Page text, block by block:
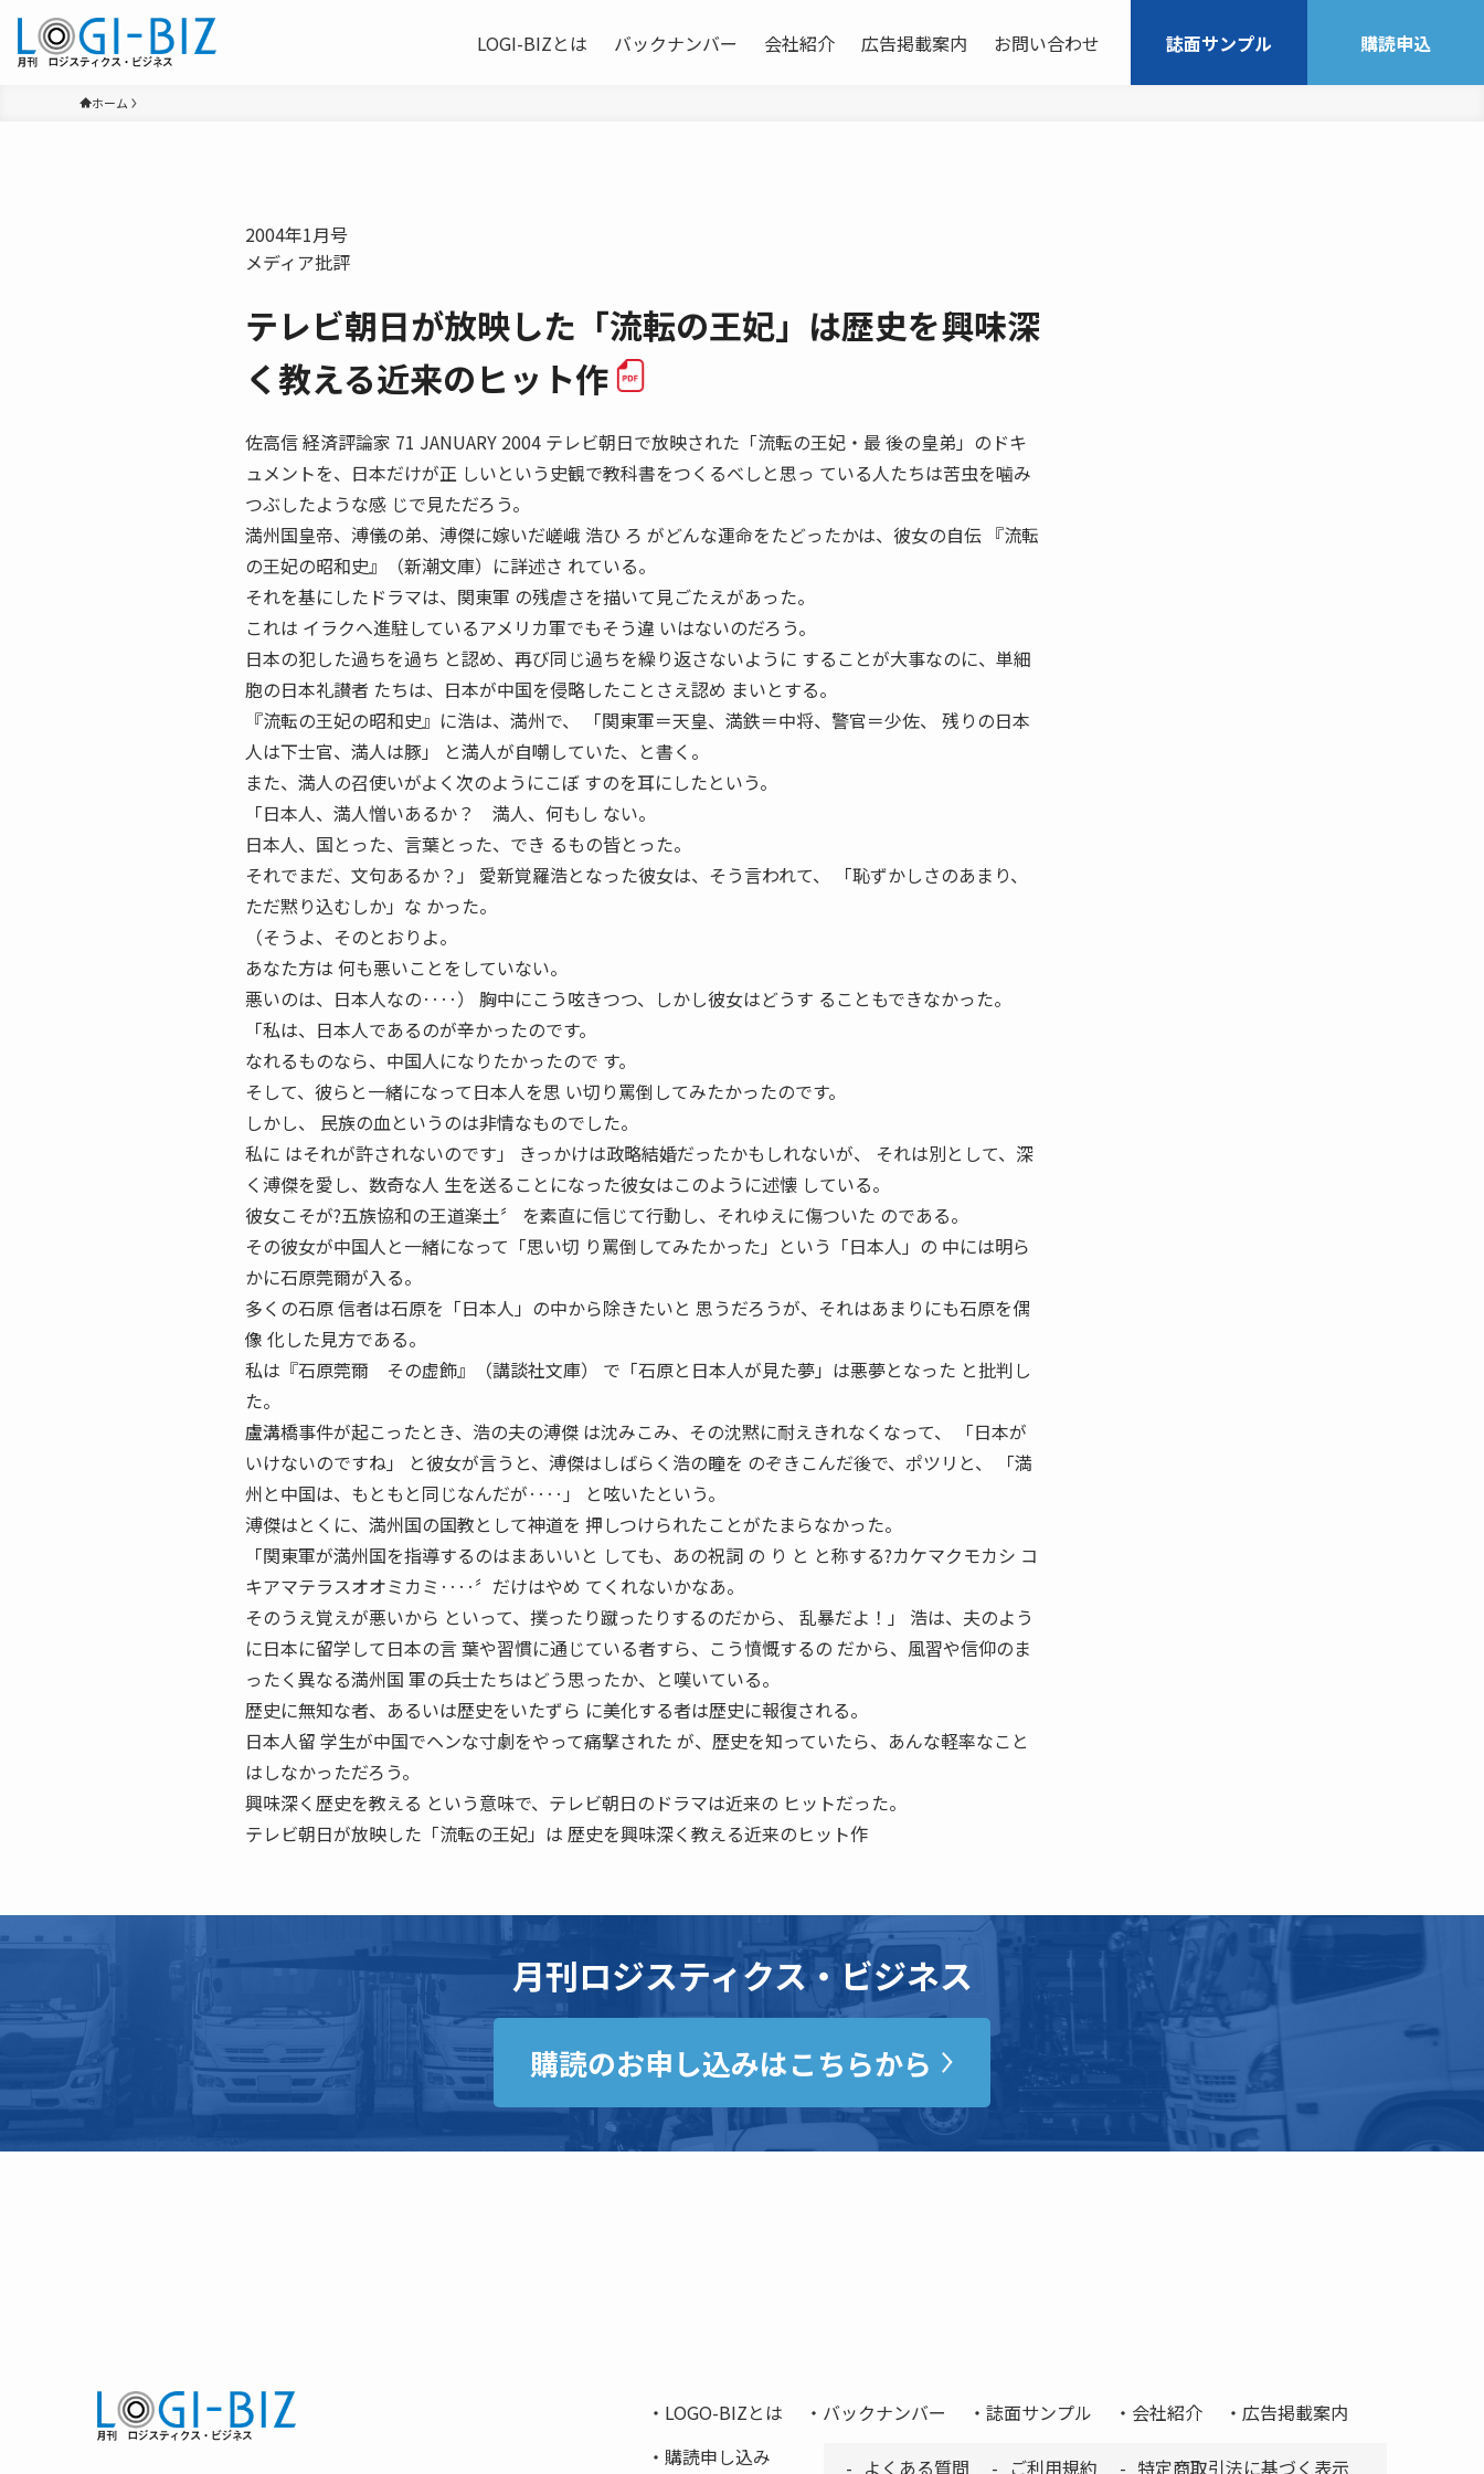
LOGI-BIZとは バックナンバー 会社紹介 広告掲載案内 お問い合わせ 誌面サンプル 購読申込
ホーム
2004年1月号
メディア批評
テレビ朝日が放映した「流転の王妃」は歴史を興味深
く教える近来のヒット作
佐高信 経済評論家 71 JANUARY 2004 テレビ朝日で放映された「流転の王妃・最 後の皇弟」のドキ
ュメントを、日本だけが正 しいという史観で教科書をつくるべしと思っ ている人たちは苦虫を噛み
つぶしたような感 じで見ただろう。
満州国皇帝、溥儀の弟、溥傑に嫁いだ嵯峨 浩ひ ろ がどんな運命をたどったかは、彼女の自伝 『流転
の王妃の昭和史』（新潮文庫）に詳述さ れている。
それを基にしたドラマは、関東軍 の残虐さを描いて見ごたえがあった。
これは イラクへ進駐しているアメリカ軍でもそう違 いはないのだろう。
日本の犯した過ちを過ち と認め、再び同じ過ちを繰り返さないように することが大事なのに、単細
胞の日本礼讃者 たちは、日本が中国を侵略したことさえ認め まいとする。
『流転の王妃の昭和史』に浩は、満州で、 「関東軍＝天皇、満鉄＝中将、警官＝少佐、 残りの日本
人は下士官、満人は豚」 と満人が自嘲していた、と書く。
また、満人の召使いがよく次のようにこぼ すのを耳にしたという。
「日本人、満人憎いあるか？ 満人、何もし ない。
日本人、国とった、言葉とった、でき るもの皆とった。
それでまだ、文句あるか？」 愛新覚羅浩となった彼女は、そう言われて、 「恥ずかしさのあまり、
ただ黙り込むしか」な かった。
（そうよ、そのとおりよ。
あなた方は 何も悪いことをしていない。
悪いのは、日本人なの‥‥） 胸中にこう呟きつつ、しかし彼女はどうす ることもできなかった。
「私は、日本人であるのが辛かったのです。
なれるものなら、中国人になりたかったので す。
そして、彼らと一緒になって日本人を思 い切り罵倒してみたかったのです。
しかし、 民族の血というのは非情なものでした。
私に はそれが許されないのです」 きっかけは政略結婚だったかもしれないが、 それは別として、深
く溥傑を愛し、数奇な人 生を送ることになった彼女はこのように述懐 している。
彼女こそが?五族協和の王道楽土〞 を素直に信じて行動し、それゆえに傷ついた のである。
その彼女が中国人と一緒になって「思い切 り罵倒してみたかった」という「日本人」の 中には明ら
かに石原莞爾が入る。
多くの石原 信者は石原を「日本人」の中から除きたいと 思うだろうが、それはあまりにも石原を偶
像 化した見方である。
私は『石原莞爾 その虚飾』（講談社文庫） で「石原と日本人が見た夢」は悪夢となった と批判し
た。
盧溝橋事件が起こったとき、浩の夫の溥傑 は沈みこみ、その沈黙に耐えきれなくなって、 「日本が
いけないのですね」 と彼女が言うと、溥傑はしばらく浩の瞳を のぞきこんだ後で、ポツリと、 「満
州と中国は、もともと同じなんだが‥‥」 と呟いたという。
溥傑はとくに、満州国の国教として神道を 押しつけられたことがたまらなかった。
「関東軍が満州国を指導するのはまあいいと しても、あの祝詞 の り と と称する?カケマクモカシ コ
キアマテラスオオミカミ‥‥〞だけはやめ てくれないかなあ。
そのうえ覚えが悪いから といって、撲ったり蹴ったりするのだから、 乱暴だよ！」 浩は、夫のよう
に日本に留学して日本の言 葉や習慣に通じている者すら、こう憤慨するの だから、風習や信仰のま
ったく異なる満州国 軍の兵士たちはどう思ったか、と嘆いている。
歴史に無知な者、あるいは歴史をいたずら に美化する者は歴史に報復される。
日本人留 学生が中国でヘンな寸劇をやって痛撃された が、歴史を知っていたら、あんな軽率なこと
はしなかっただろう。
興味深く歴史を教える という意味で、テレビ朝日のドラマは近来の ヒットだった。
テレビ朝日が放映した「流転の王妃」は 歴史を興味深く教える近来のヒット作
月刊ロジスティクス・ビジネス
購読のお申し込みはこちらから
LOGO-BIZとは バックナンバー 誌面サンプル 会社紹介
広告掲載案内
購読申し込み
よくある質問 ご利用規約 特定商取引法に基づく表示